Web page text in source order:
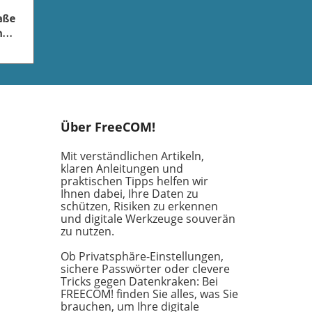
Über FreeCOM!
Mit verständlichen Artikeln,
klaren Anleitungen und
praktischen Tipps helfen wir
Ihnen dabei, Ihre Daten zu
schützen, Risiken zu erkennen
und digitale Werkzeuge souverän
zu nutzen.
Ob Privatsphäre-Einstellungen,
sichere Passwörter oder clevere
Tricks gegen Datenkraken: Bei
FREECOM! finden Sie alles, was Sie
brauchen, um Ihre digitale